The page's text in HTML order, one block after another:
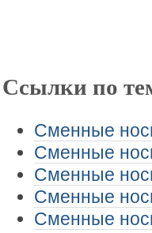
Ссылки по
Сменные
Сменные
Сменные
Сменные
Сменные